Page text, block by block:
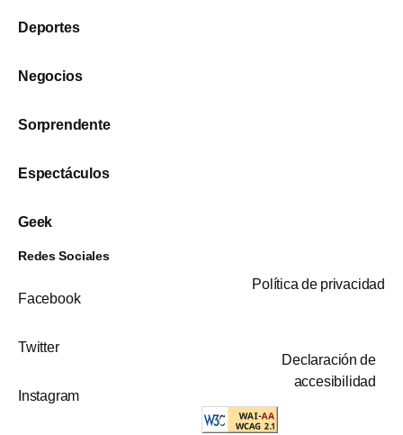
Deportes
Negocios
Sorprendente
Espectáculos
Geek
Redes Sociales
Facebook
Twitter
Instagram
Política de privacidad
Declaración de
accesibilidad